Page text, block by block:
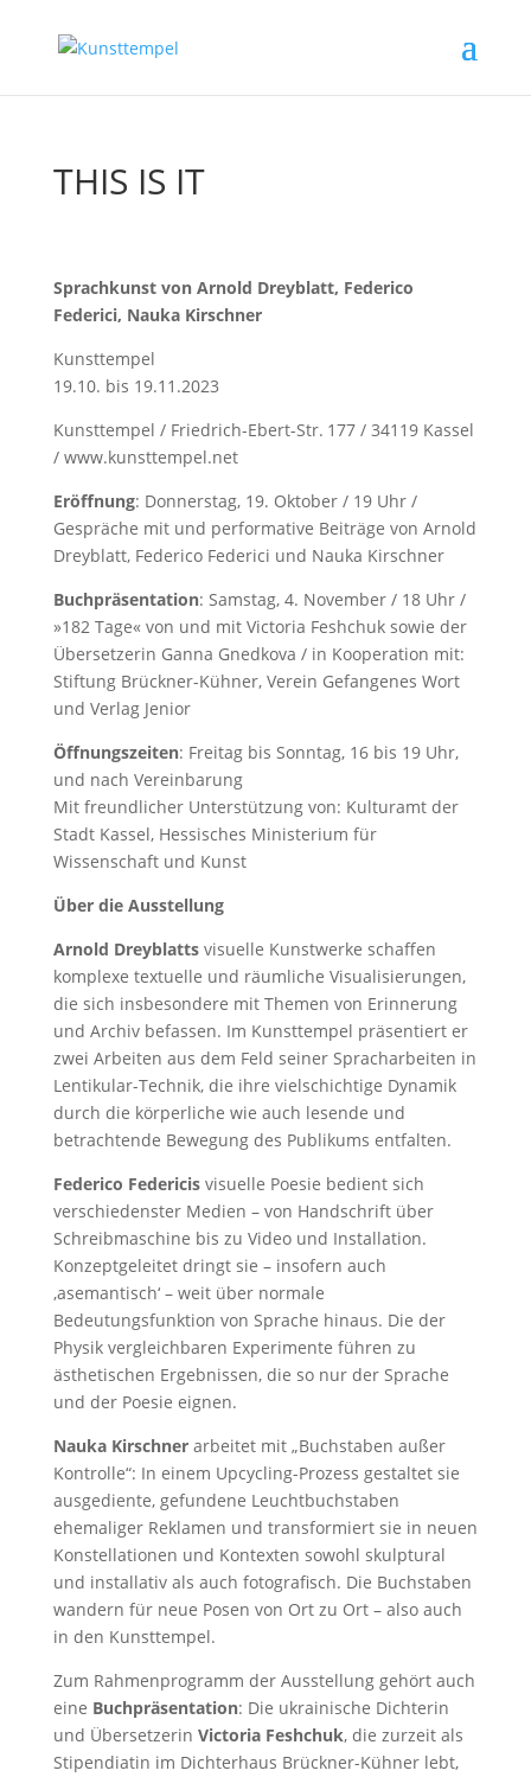
THIS IS IT
Sprachkunst von Arnold Dreyblatt, Federico
Federici, Nauka Kirschner
Kunsttempel
19.10. bis 19.11.2023
Kunsttempel / Friedrich-Ebert-Str. 177 / 34119 Kassel
/ www.kunsttempel.net
Eröffnung: Donnerstag, 19. Oktober / 19 Uhr /
Gespräche mit und performative Beiträge von Arnold
Dreyblatt, Federico Federici und Nauka Kirschner
Buchpräsentation: Samstag, 4. November / 18 Uhr /
»182 Tage« von und mit Victoria Feshchuk sowie der
Übersetzerin Ganna Gnedkova / in Kooperation mit:
Stiftung Brückner-Kühner, Verein Gefangenes Wort
und Verlag Jenior
Öffnungszeiten: Freitag bis Sonntag, 16 bis 19 Uhr,
und nach Vereinbarung
Mit freundlicher Unterstützung von: Kulturamt der
Stadt Kassel, Hessisches Ministerium für
Wissenschaft und Kunst
Über die Ausstellung
Arnold Dreyblattsvisuelle Kunstwerke schaffen
komplexe textuelle und räumliche Visualisierungen,
die sich insbesondere mit Themen von Erinnerung
und Archiv befassen. Im Kunsttempel präsentiert er
zwei Arbeiten aus dem Feld seiner Spracharbeiten in
Lentikular-Technik, die ihre vielschichtige Dynamik
durch die körperliche wie auch lesende und
betrachtende Bewegung des Publikums entfalten.
Federico Federicisvisuelle Poesie bedient sich
verschiedenster Medien – von Handschrift über
Schreibmaschine bis zu Video und Installation.
Konzeptgeleitet dringt sie – insofern auch
‚asemantisch‘ – weit über normale
Bedeutungsfunktion von Sprache hinaus. Die der
Physik vergleichbaren Experimente führen zu
ästhetischen Ergebnissen, die so nur der Sprache
und der Poesie eignen.
Nauka Kirschnerarbeitet mit „Buchstaben außer
Kontrolle“: In einem Upcycling-Prozess gestaltet sie
ausgediente, gefundene Leuchtbuchstaben
ehemaliger Reklamen und transformiert sie in neuen
Konstellationen und Kontexten sowohl skulptural
und installativ als auch fotografisch. Die Buchstaben
wandern für neue Posen von Ort zu Ort – also auch
in den Kunsttempel.
Zum Rahmenprogramm der Ausstellung gehört auch
eine Buchpräsentation: Die ukrainische Dichterin
und Übersetzerin Victoria Feshchuk, die zurzeit als
Stipendiatin im Dichterhaus Brückner-Kühner lebt,